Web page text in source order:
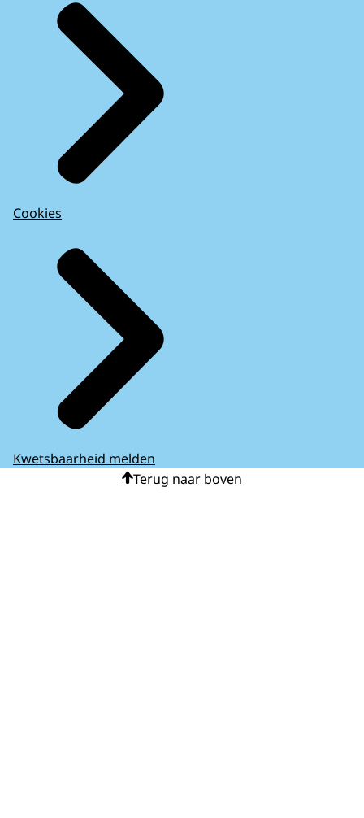
Cookies
Kwetsbaarheid melden
Terug naar boven